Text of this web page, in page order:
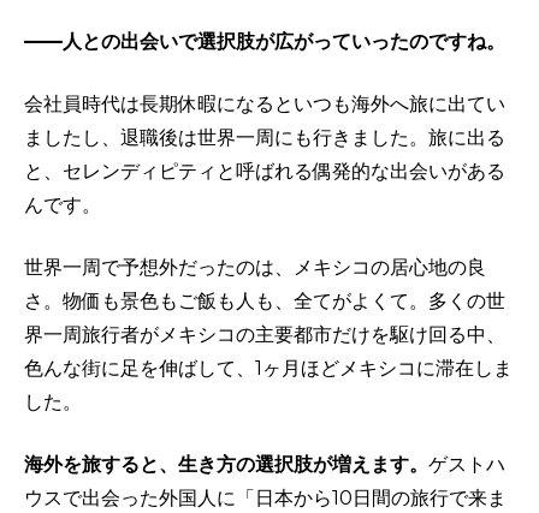
——人との出会いで選択肢が広がっていったのですね。
会社員時代は長期休暇になるといつも海外へ旅に出てい
ましたし、退職後は世界一周にも行きました。旅に出る
と、セレンディピティと呼ばれる偶発的な出会いがある
んです。
世界一周で予想外だったのは、メキシコの居心地の良
さ。物価も景色もご飯も人も、全てがよくて。多くの世
界一周旅行者がメキシコの主要都市だけを駆け回る中、
色んな街に足を伸ばして、1ヶ月ほどメキシコに滞在しま
した。
海外を旅すると、生き方の選択肢が増えます。 ゲストハ
ウスで出会った外国人に「日本から10日間の旅行で来ま